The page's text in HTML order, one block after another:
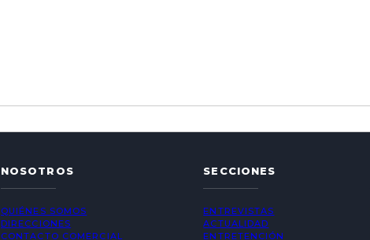
NOSOTROS
QUIÉNES SOMOS
DIRECCIONES
CONTACTO COMERCIAL
SECCIONES
ENTREVISTAS
ACTUALIDAD
ENTRETENCIÓN